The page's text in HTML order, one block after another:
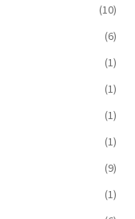
(10)
(6)
(1)
(1)
(1)
(1)
(9)
(1)